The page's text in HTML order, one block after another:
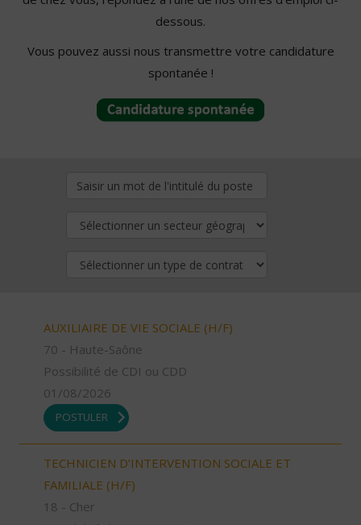
dessous.
Vous pouvez aussi nous transmettre votre candidature
spontanée !
AUXILIAIRE DE VIE SOCIALE (H/F)
70 - Haute-Saône
Possibilité de CDI ou CDD
01/08/2026
POSTULER
TECHNICIEN D’INTERVENTION SOCIALE ET
FAMILIALE (H/F)
18 - Cher